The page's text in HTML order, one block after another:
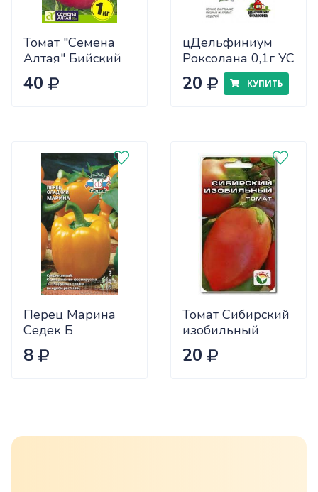
Томат "Семена
Алтая" Бийский
Розан 0,05
40
цДельфиниум
Роксолана 0,1г УС
20 КУПИТЬ
Перец Марина
Седек Б
8
Томат Сибирский
изобильный
Сиб.сад Ц
20